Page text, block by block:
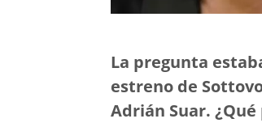
La pregunta
estreno de
Adrián Suar.